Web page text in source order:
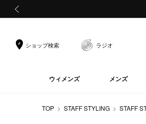
ショップ検索 ラジオ
ウィメンズ メンズ
TOP STAFF STYLING STAFF